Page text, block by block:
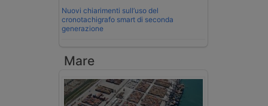
Nuovi chiarimenti sull’uso del
cronotachigrafo smart di seconda
generazione
Mare